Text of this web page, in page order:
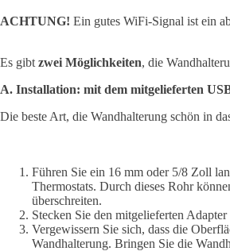
ACHTUNG! Ein gutes WiFi-Signal ist ein
Es gibt zwei Möglichkeiten, die
A. Installation: mit dem mitgelieferten
Die beste Art, die Wandhalterung schön in
Führen Sie ein 16 mm oder 5/8 Zoll
Thermostats. Durch dieses Rohr
überschreiten.
Stecken Sie den mitgelieferten
Vergewissern Sie sich, dass die
Wandhalterung. Bringen Sie die